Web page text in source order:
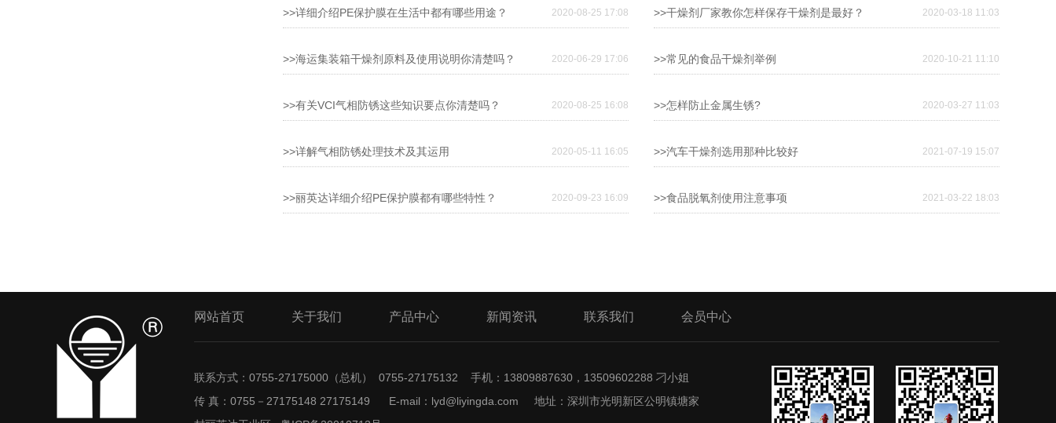
>>详细介绍PE保护膜在生活中都有哪些用途？ 2020-08-25 17:08
>>海运集装箱干燥剂原料及使用说明你清楚吗？ 2020-06-29 17:06
>>有关VCI气相防锈这些知识要点你清楚吗？ ​ 2020-08-25 16:08
>>详解气相防锈处理技术及其运用 2020-05-11 16:05
>>丽英达详细介绍PE保护膜都有哪些特性？ 2020-09-23 16:09
>>干燥剂厂家教你怎样保存干燥剂是最好？ 2020-03-18 11:03
>>常见的食品干燥剂举例 2020-10-21 11:10
>>怎样防止金属生锈? 2020-03-27 11:03
>>汽车干燥剂选用那种比较好 2021-07-19 15:07
>>食品脱氧剂使用注意事项 2021-03-22 18:03
网站首页 关于我们 产品中心 新闻资讯 联系我们 会员中心
联系方式：0755-27175000（总机） 0755-27175132 手机：13809887630，13509602288 刁小姐
传 真：0755－27175148 27175149 E-mail：lyd@liyingda.com 地址：深圳市光明新区公明镇塘家